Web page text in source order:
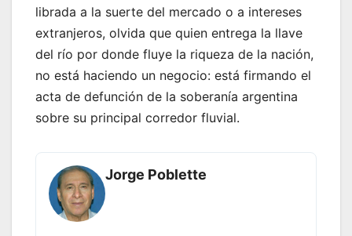
librada a la suerte del mercado o a intereses
extranjeros, olvida que quien entrega la llave
del río por donde fluye la riqueza de la nación,
no está haciendo un negocio: está firmando el
acta de defunción de la soberanía argentina
sobre su principal corredor fluvial.
Jorge Poblette